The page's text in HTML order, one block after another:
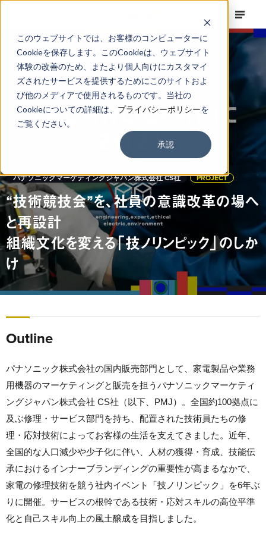
このウェブサイトでは、お客様のコンピューターに
Cookieを保存します。このCookieは、ウェブサイト
体験の改善のため、またより個人向けにカスタマイ
ズされたサービスを提供するためにこのサイトおよ
び他のメディアで使用されるものです。当社の
Cookieについての詳細は、 プライバシーポリシーを
ご覧ください。
承認
パナソニックマーケティングジャパン株式会社 CS社 PROJECT
“技術競技会”を、社員の意識改革の場へ
と再設計
組織文化を変える「技ノリンピック」のしか
け
Outline
パナソニック株式会社の国内販売部門として、家電製品や業務
用機器のマーケティングと販売を担うパナソニックマーケティ
ングジャパン株式会社 CS社（以下、PMJ）。全国約100拠点に
及ぶ修理・サービス部門を持ち、配置された技術員たちの修
理・応対技術によってお客様の生活を支えてきました。近年、
全国的な人口減少や少子化に伴い、人材の獲得・育成、技能伝
承におけるインナーブランディングの重要性が高まるなかで、
家電の修理技術を競う社内イベント「技ノリンピック」を6年ぶ
りに開催。サービスの根幹である技術・応対スキルの高位平準
化と自己スキル向上の風土醸成を目指しました。